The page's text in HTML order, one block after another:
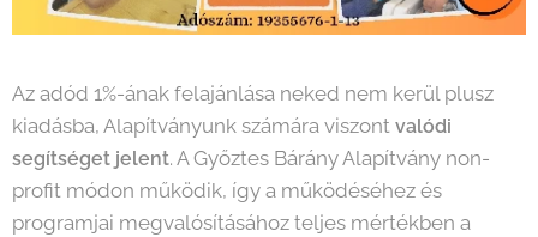
Az adód 1%-ának felajánlása neked nem kerül plusz
kiadásba, Alapítványunk számára viszont valódi
segítséget jelent. A Győztes Bárány Alapítvány non-
profit módon működik, így a működéséhez és
programjai megvalósításához teljes mértékben a